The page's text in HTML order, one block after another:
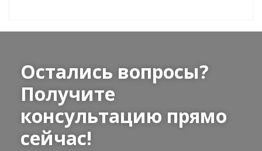
Остались вопросы?
Получите
консультацию прямо
сейчас!